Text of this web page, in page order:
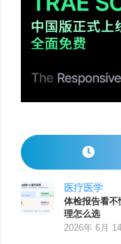
医疗医学
体检报告看
理怎么选
2026年 6月